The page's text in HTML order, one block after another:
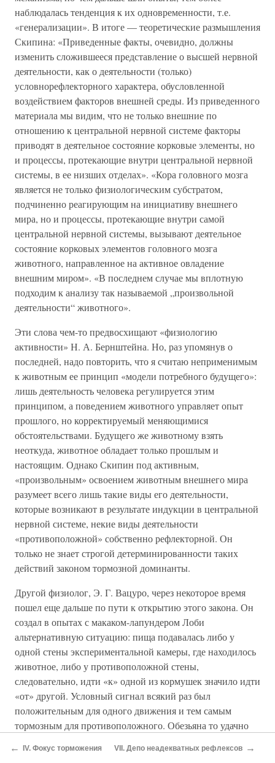
наблюдалась тенденция к их одновременности, т.е.
«генерализации». В итоге — теоретические размышления
Скипина: «Приведенные факты, очевидно, должны
изменить сложившееся представление о высшей нервной
деятельности, как о деятельности (только)
условнорефлекторного характера, обусловленной
воздействием факторов внешней среды. Из приведенного
материала мы видим, что не только внешние по
отношению к центральной нервной системе факторы
приводят в деятельное состояние корковые элементы, но
и процессы, протекающие внутри центральной нервной
системы, в ее низших отделах». «Кора головного мозга
является не только физиологическим субстратом,
подчиненно реагирующим на инициативу внешнего
мира, но и процессы, протекающие внутри самой
центральной нервной системы, вызывают деятельное
состояние корковых элементов головного мозга
животного, направленное на активное овладение
внешним миром». «В последнем случае мы вплотную
подходим к анализу так называемой „произвольной
деятельности“ животного».
Эти слова чем-то предвосхищают «физиологию
активности» Н. А. Бернштейна. Но, раз упомянув о
последней, надо повторить, что я считаю неприменимым
к животным ее принцип «модели потребного будущего»:
лишь деятельность человека регулируется этим
принципом, а поведением животного управляет опыт
прошлого, но корректируемый меняющимися
обстоятельствами. Будущего же животному взять
неоткуда, животное обладает только прошлым и
настоящим. Однако Скипин под активным,
«произвольным» освоением животным внешнего мира
разумеет всего лишь такие виды его деятельности,
которые возникают в результате индукции в центральной
нервной системе, некие виды деятельности
«противоположной» собственно рефлекторной. Он
только не знает строгой детерминированности таких
действий законом тормозной доминанты.
Другой физиолог, Э. Г. Вацуро, через некоторое время
пошел еще дальше по пути к открытию этого закона. Он
создал в опытах с макаком-лапундером Лоби
альтернативную ситуацию: пища подавалась либо у
одной стены экспериментальной камеры, где находилось
животное, либо у противоположной стены,
следовательно, идти «к» одной из кормушек значило идти
«от» другой. Условный сигнал всякий раз был
положительным для одного движения и тем самым
тормозным для противоположного. Обезьяна то удачно
той или противоположной кормушке, то поступала по
← IV. Фокус торможения VII. Депо неадекватных рефлексов →